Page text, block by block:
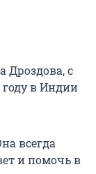
Дроздова, с
году в Индии
всегда
и помочь в